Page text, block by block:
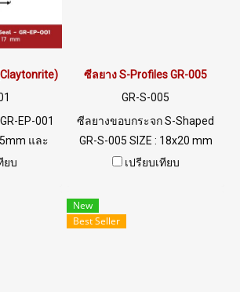
GR-EP-001
EP-001
และ
นหนา ลด
จำหน่าย
ฟรี Filler
ยบ
ซีลยาง S-Profiles GR-005
GR-S-005
ซีลยางขอบกระจก S-Shaped
GR-S-005 SIZE : 18x20 mm
ร่อง5/5mm Material EPDM
สภาพแวดล้อมดีเยี่ยม
เปรียบเทียบ
New
Best Seller